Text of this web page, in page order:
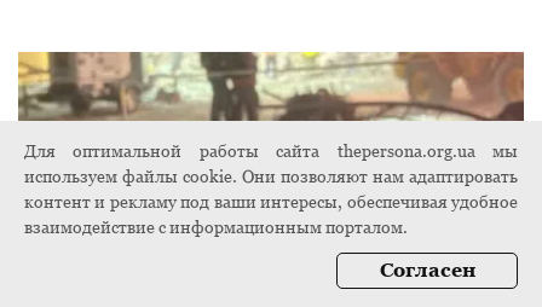
Для оптимальной работы сайта thepersona.org.ua мы
используем файлы cookie. Они позволяют нам адаптировать
контент и рекламу под ваши интересы, обеспечивая удобное
взаимодействие с информационным порталом.
Согласен